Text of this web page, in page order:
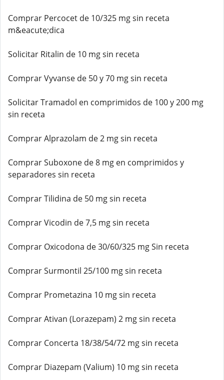
Comprar Percocet de 10/325 mg sin receta
m&eacute;dica
Solicitar Ritalin de 10 mg sin receta
Comprar Vyvanse de 50 y 70 mg sin receta
Solicitar Tramadol en comprimidos de 100 y 200 mg
sin receta
Comprar Alprazolam de 2 mg sin receta
Comprar Suboxone de 8 mg en comprimidos y
separadores sin receta
Comprar Tilidina de 50 mg sin receta
Comprar Vicodin de 7,5 mg sin receta
Comprar Oxicodona de 30/60/325 mg Sin receta
Comprar Surmontil 25/100 mg sin receta
Comprar Prometazina 10 mg sin receta
Comprar Ativan (Lorazepam) 2 mg sin receta
Comprar Concerta 18/38/54/72 mg sin receta
Comprar Diazepam (Valium) 10 mg sin receta